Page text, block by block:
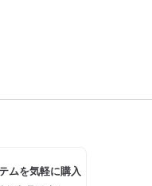
ムを気軽に購入